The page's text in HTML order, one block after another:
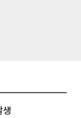
생